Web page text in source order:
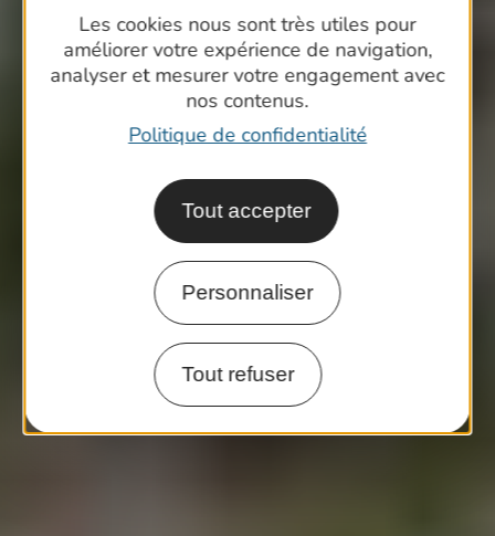
Les cookies nous sont très utiles pour
améliorer votre expérience de navigation,
analyser et mesurer votre engagement avec
nos contenus.
Politique de confidentialité
Tout accepter
Personnaliser
Tout refuser